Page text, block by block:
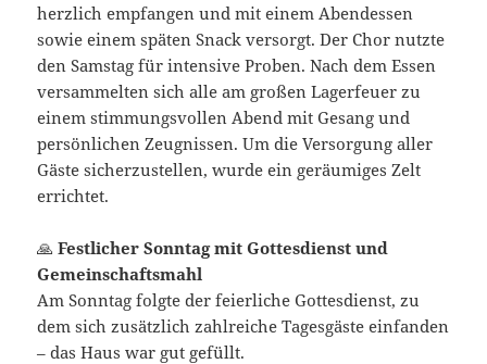
herzlich empfangen und mit einem Abendessen
sowie einem späten Snack versorgt. Der Chor nutzte
den Samstag für intensive Proben. Nach dem Essen
versammelten sich alle am großen Lagerfeuer zu
einem stimmungsvollen Abend mit Gesang und
persönlichen Zeugnissen. Um die Versorgung aller
Gäste sicherzustellen, wurde ein geräumiges Zelt
errichtet.
🙏Festlicher Sonntag mit Gottesdienst und
Gemeinschaftsmahl
Am Sonntag folgte der feierliche Gottesdienst, zu
dem sich zusätzlich zahlreiche Tagesgäste einfanden
– das Haus war gut gefüllt.